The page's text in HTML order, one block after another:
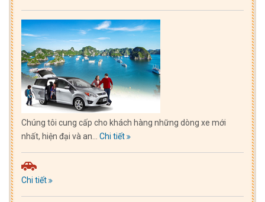
Chúng tôi cung cấp cho khách hàng những dòng xe mới
nhất, hiện đại và an... Chi tiết
Chi tiết